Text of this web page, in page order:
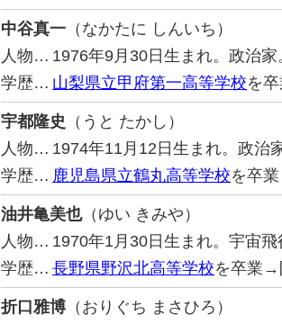
中谷真一 （なかたに しんいち）
人物… 1976年9月30日生まれ。政治家
学歴… 山梨県立甲府第一高等学校を
宇都隆史 （うと たかし）
人物… 1974年11月12日生まれ。政治
学歴… 鹿児島県立鶴丸高等学校を卒
油井亀美也（ゆい きみや）
人物… 1970年1月30日生まれ。宇宙飛
学歴… 長野県野沢北高等学校を卒業→
折口雅博 （おりぐち まさひろ）